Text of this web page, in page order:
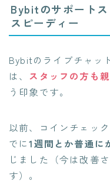
Bybitのサポート
スピーディー
Bybitのライブチャッ
は、 スタッフの方も
う印象です。
以前、コインチェッ
でに1週間とか普通に
じました（今は改善
す）。